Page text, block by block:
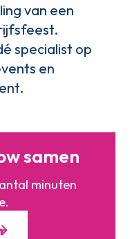
van een
specialist op
en
samen
minuten